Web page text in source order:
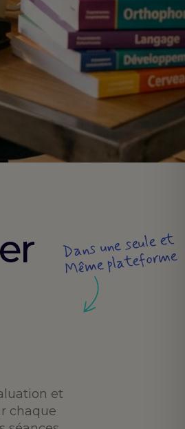
et
chaque
Dans une seule et
Même plateforme